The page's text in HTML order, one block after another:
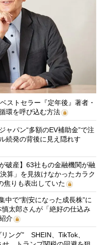
ストセラー『定年後』著者・
環を呼び込む方法
ャパン“多額のEV補助金”で注
続発の背後に見え隠れす
破産】63社もの金融機関が融
算」を見抜けなかったカラク
焦りも表出していた
中で“割安になった成長株”に
太郎さんが「絶好の仕込み
介
ング” SHEIN、TikTok、